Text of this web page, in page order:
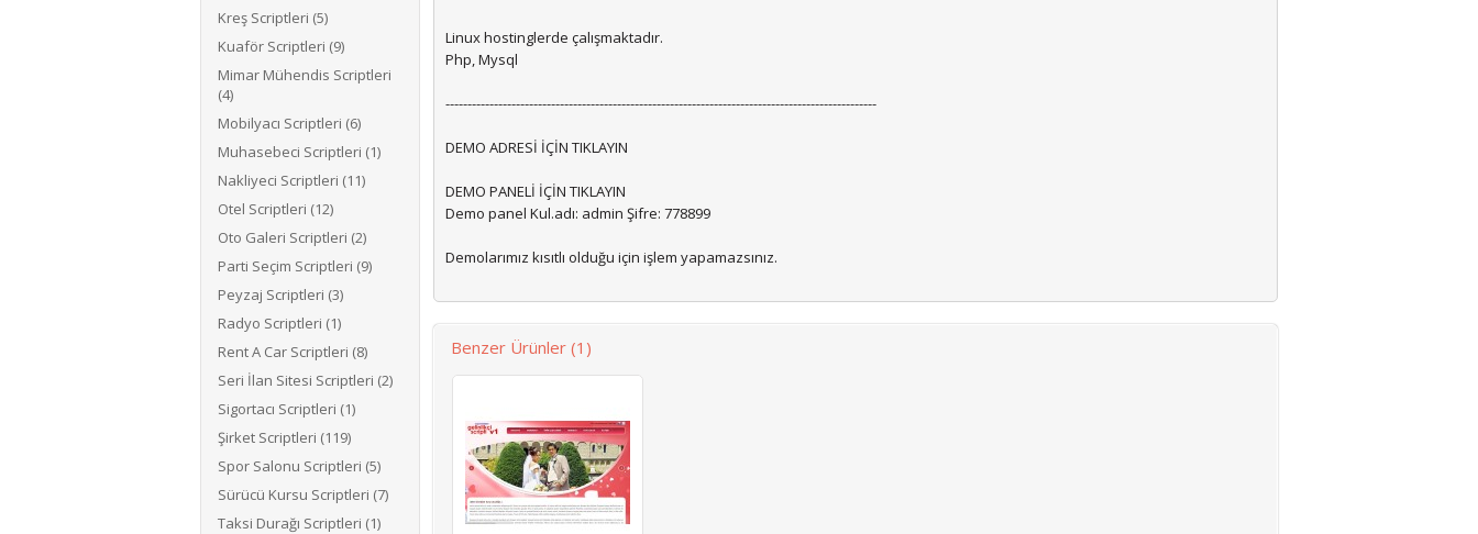
Kreş Scriptleri (5)
Kuaför Scriptleri (9)
Mimar Mühendis Scriptleri
(4)
Mobilyacı Scriptleri (6)
Muhasebeci Scriptleri (1)
Nakliyeci Scriptleri (11)
Otel Scriptleri (12)
Oto Galeri Scriptleri (2)
Parti Seçim Scriptleri (9)
Peyzaj Scriptleri (3)
Radyo Scriptleri (1)
Rent A Car Scriptleri (8)
Seri İlan Sitesi Scriptleri (2)
Sigortacı Scriptleri (1)
Şirket Scriptleri (119)
Spor Salonu Scriptleri (5)
Sürücü Kursu Scriptleri (7)
Taksi Durağı Scriptleri (1)
Linux hostinglerde çalışmaktadır.
Php, Mysql
--------------------------------------------------------------------------------------------------
DEMO ADRESİ İÇİN TIKLAYIN
DEMO PANELİ İÇİN TIKLAYIN
Demo panel Kul.adı: admin Şifre: 778899
Demolarımız kısıtlı olduğu için işlem yapamazsınız.
Benzer Ürünler (1)